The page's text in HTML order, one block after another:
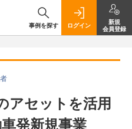
事例を探す ログイン
新規
会員登録
アセットを活用
発新規事業